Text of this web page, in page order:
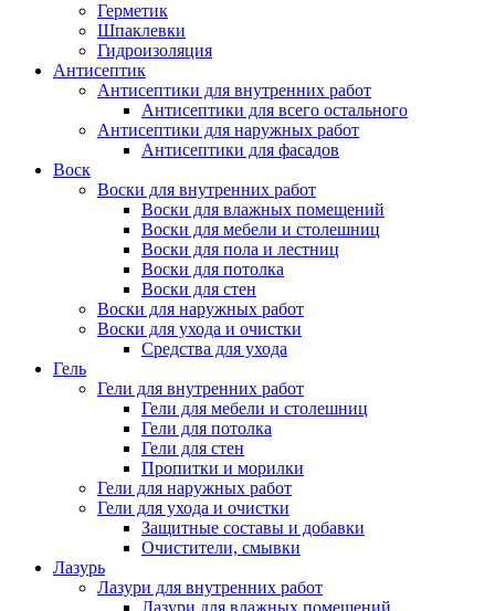
Герметик
Шпаклевки
Гидроизоляция
Антисептик
Антисептики для внутренних работ
Антисептики для всего остального
Антисептики для наружных работ
Антисептики для фасадов
Воск
Воски для внутренних работ
Воски для влажных помещений
Воски для мебели и столешниц
Воски для пола и лестниц
Воски для потолка
Воски для стен
Воски для наружных работ
Воски для ухода и очистки
Средства для ухода
Гель
Гели для внутренних работ
Гели для мебели и столешниц
Гели для потолка
Гели для стен
Пропитки и морилки
Гели для наружных работ
Гели для ухода и очистки
Защитные составы и добавки
Очистители, смывки
Лазурь
Лазури для внутренних работ
Лазури для влажных помещений